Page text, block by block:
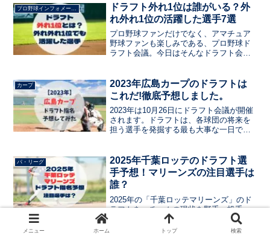
ンズのドラフト会議で指名する選手を、
現状のチーム状況から分...
プロ野球インフォメーション
ドラフト外れ1位は誰がいる？外
れ外れ1位の活躍した選手7選
プロ野球ファンだけでなく、アマチュア
野球ファンも楽しみである、プロ野球ド
ラフト会議。今日はそんなドラフト会議
ていきたいと思います。残り物には福が
あるを実現できている球団はあるのでし
ょうか？
カープ
2023年広島カープのドラフトは
これだ!徹底予想しました。
2023年は10月26日にドラフト会議が開催
されます。ドラフトは、各球団の将来を
担う選手を発掘する最も大事な一日でし
す。今日は、広島カープがドラフト会議
で指名する選手を予想します。
パ・リーグ
2025年千葉ロッテのドラフト選
手予想！マリーンズの注目選手は
誰？
2025年の「千葉ロッテマリーンズ」のド
ラフトを、チームの現状を野手・投手・
年齢層で分析し、補強ポイントをわかり
やすくまとめました。候補選手の特徴か
メニュー ホーム トップ 検索